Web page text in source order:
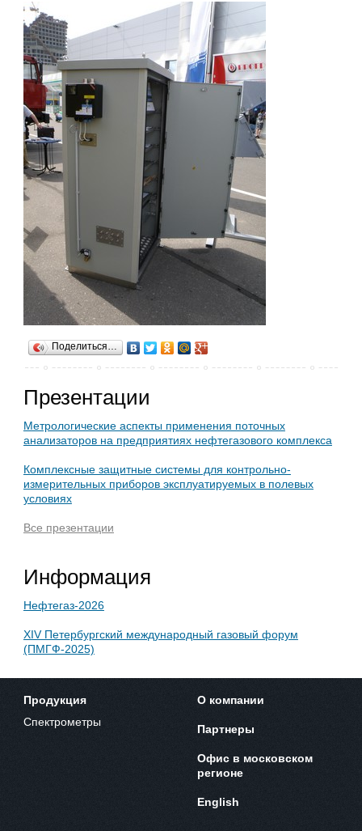
Поделиться…
Презентации
Метрологические аспекты применения поточных
анализаторов на предприятиях нефтегазового комплекса
Комплексные защитные системы для контрольно-
измерительных приборов эксплуатируемых в полевых
условиях
Все презентации
Информация
Нефтегаз-2026
XIV Петербургский международный газовый форум
(ПМГФ-2025)
Продукция
Спектрометры
О компании
Партнеры
Офис в московском
регионе
English